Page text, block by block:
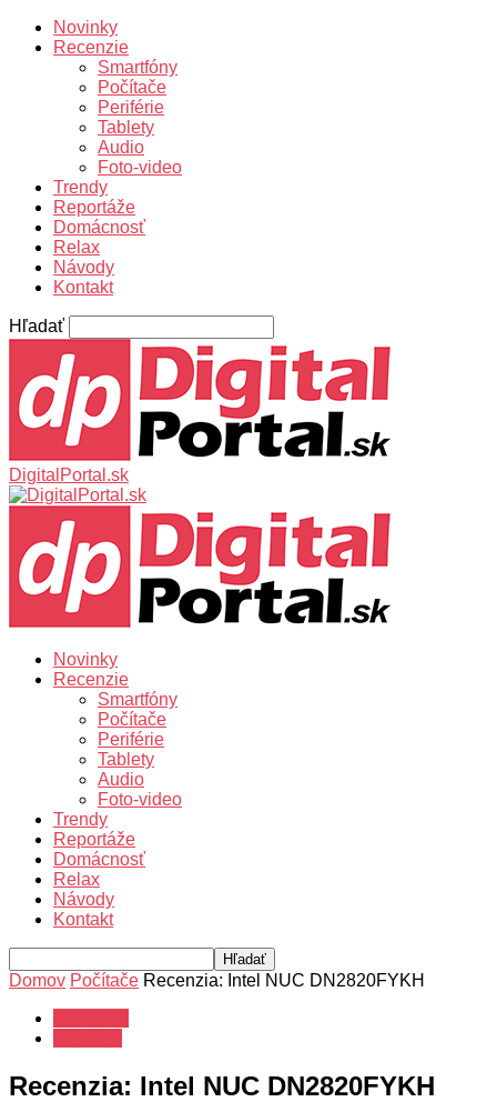
Novinky
Recenzie
Smartfóny
Počítače
Periférie
Tablety
Audio
Foto-video
Trendy
Reportáže
Domácnosť
Relax
Návody
Kontakt
Hľadať
DigitalPortal.sk
Novinky
Recenzie
Smartfóny
Počítače
Periférie
Tablety
Audio
Foto-video
Trendy
Reportáže
Domácnosť
Relax
Návody
Kontakt
Domov Počítače Recenzia: Intel NUC DN2820FYKH
Recenzia: Intel NUC DN2820FYKH